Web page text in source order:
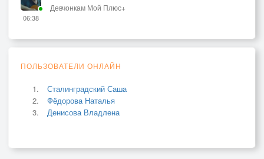
06:38
Девчонкам Мой Плюс+
ПОЛЬЗОВАТЕЛИ ОНЛАЙН
Сталинградский Саша
Фёдорова Наталья
Денисова Владлена